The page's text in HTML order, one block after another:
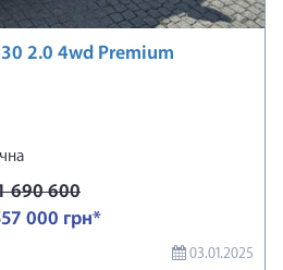
2.0 4wd Premium
690 600
000 грн*
03.01.2025